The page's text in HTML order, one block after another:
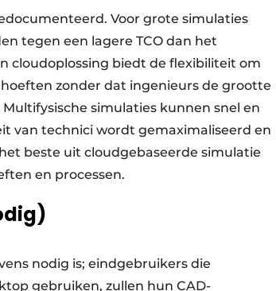
Voor grote simulaties
tegen een lagere TCO dan het
cloudoplossing biedt de flexibiliteit om
zonder dat ingenieurs de grootte
simulaties kunnen snel en
van technici wordt gemaximaliseerd en
beste uit cloudgebaseerde simulatie
en processen.
nodig is; eindgebruikers die
gebruiken, zullen hun CAD-